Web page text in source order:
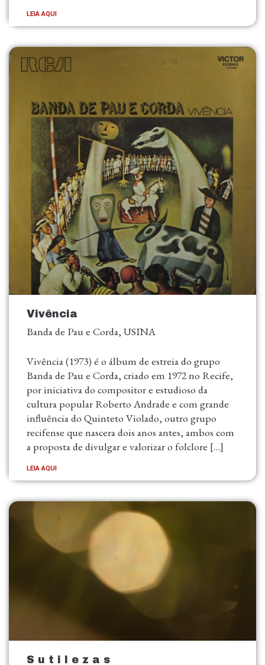
LEIA AQUI
Vivência
Banda de Pau e Corda, USINA
Vivência (1973) é o álbum de estreia do grupo
Banda de Pau e Corda, criado em 1972 no Recife,
por iniciativa do compositor e estudioso da
cultura popular Roberto Andrade e com grande
influência do Quinteto Violado, outro grupo
recifense que nascera dois anos antes, ambos com
a proposta de divulgar e valorizar o folclore […]
LEIA AQUI
S u t i l e z a s